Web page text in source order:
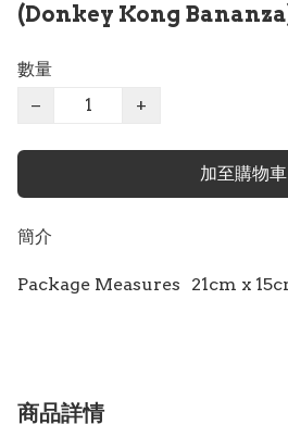
(Donkey Kong
數量
−
+
加至購物車
簡介
商品詳情